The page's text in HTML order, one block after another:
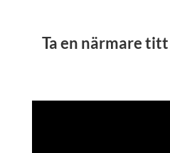
Ta en närmare